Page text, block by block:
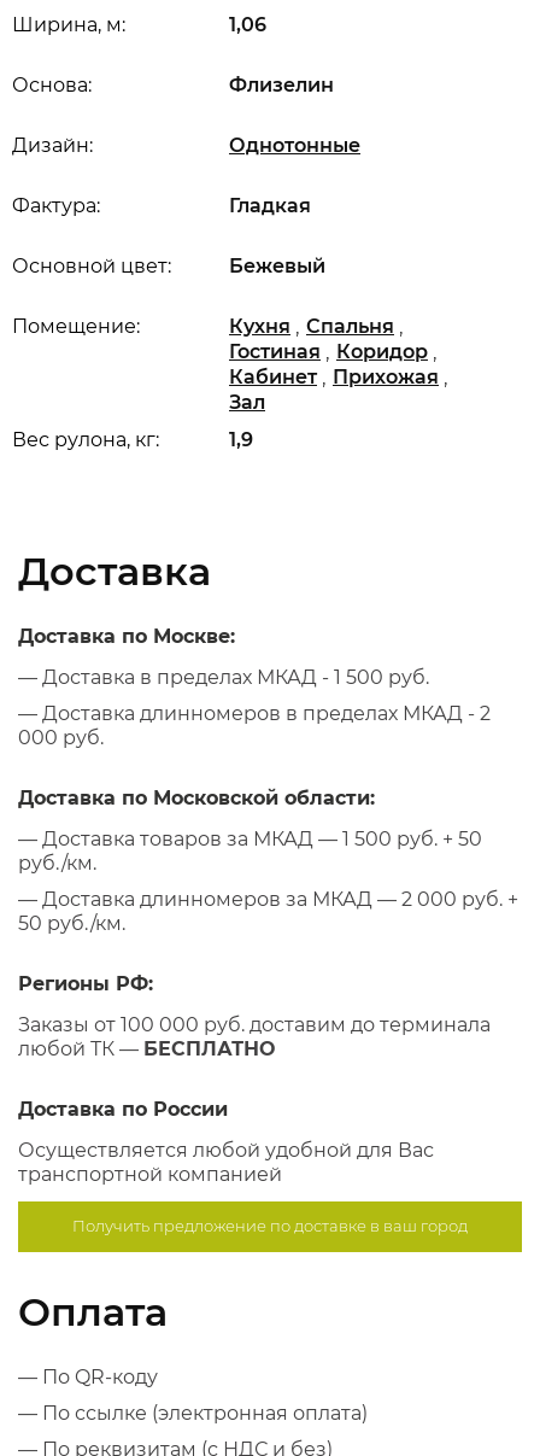
Ширина, м: 1,06
Вес рулона, кг: 1,9
Основной цвет: Бежевый
Дизайн: Однотонные
Основа: Флизелин
Помещение: Кухня , Спальня ,
Гостиная , Коридор ,
Кабинет , Прихожая ,
Зал
Фактура: Гладкая
Доставка
Доставка по Москве:
— Доставка в пределах МКАД - 1 500 руб.
— Доставка длинномеров в пределах МКАД - 2
000 руб.
Доставка по Московской области:
— Доставка товаров за МКАД — 1 500 руб. + 50
руб./км.
— Доставка длинномеров за МКАД — 2 000 руб. +
50 руб./км.
Регионы РФ:
Заказы от 100 000 руб. доставим до терминала
любой ТК — БЕСПЛАТНО
Доставка по России
Осуществляется любой удобной для Вас
транспортной компанией
Получить предложение подоставке в ваш город
Оплата
— По QR-коду
— По ссылке (электронная оплата)
— По реквизитам (с НДС и без)